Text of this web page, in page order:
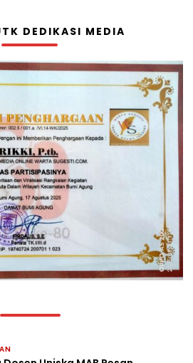
DEDIKASI MEDIA